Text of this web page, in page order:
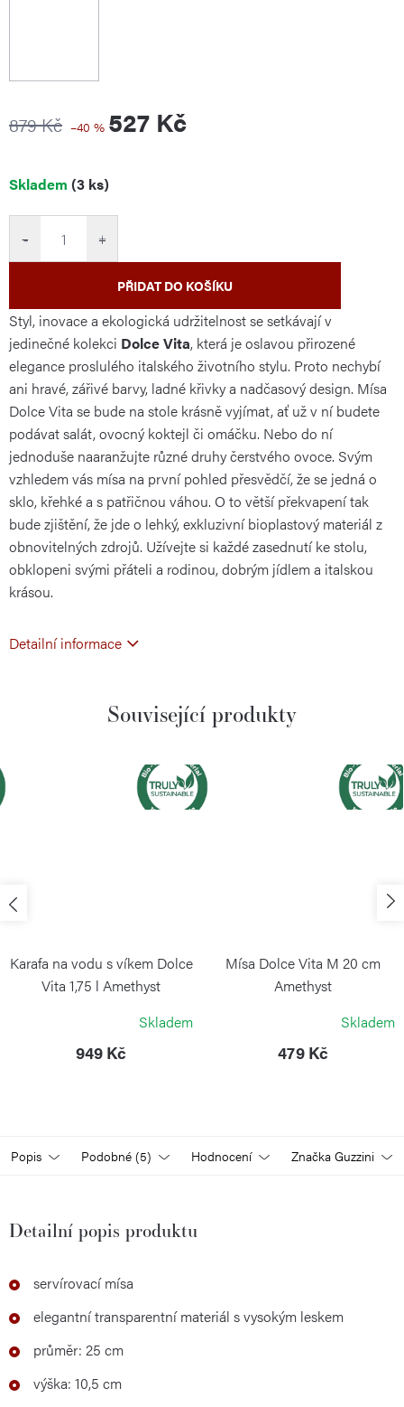
879 Kč –40 % 527 Kč
Měrná
Skladem (3 ks)
+
−
PŘIDAT DO KOŠÍKU
Styl, inovace a ekologická udržitelnost se setkávají v
jedinečné kolekci Dolce Vita, která je oslavou přirozené
elegance proslulého italského životního stylu. Proto nechybí
ani hravé, zářivé barvy, ladné křivky a nadčasový design. Mísa
Dolce Vita se bude na stole krásně vyjímat, ať už v ní budete
podávat salát, ovocný koktejl či omáčku. Nebo do ní
jednoduše naaranžujte různé druhy čerstvého ovoce. Svým
vzhledem vás mísa na první pohled přesvědčí, že se jedná o
sklo, křehké a s patřičnou váhou. O to větší překvapení tak
bude zjištění, že jde o lehký, exkluzivní bioplastový materiál z
obnovitelných zdrojů. Užívejte si každé zasednutí ke stolu,
obklopeni svými přáteli a rodinou, dobrým jídlem a italskou
krásou.
Detailní informace
Související produkty
Karafa na vodu s víkem Dolce
Vita 1,75 l Amethyst
Skladem
949 Kč
Mísa Dolce Vita M 20 cm
Amethyst
Skladem
479 Kč
Popis Podobné (5) Hodnocení Značka Guzzini
Detailní popis produktu
servírovací mísa
elegantní transparentní materiál s vysokým leskem
průměr: 25 cm
výška: 10,5 cm